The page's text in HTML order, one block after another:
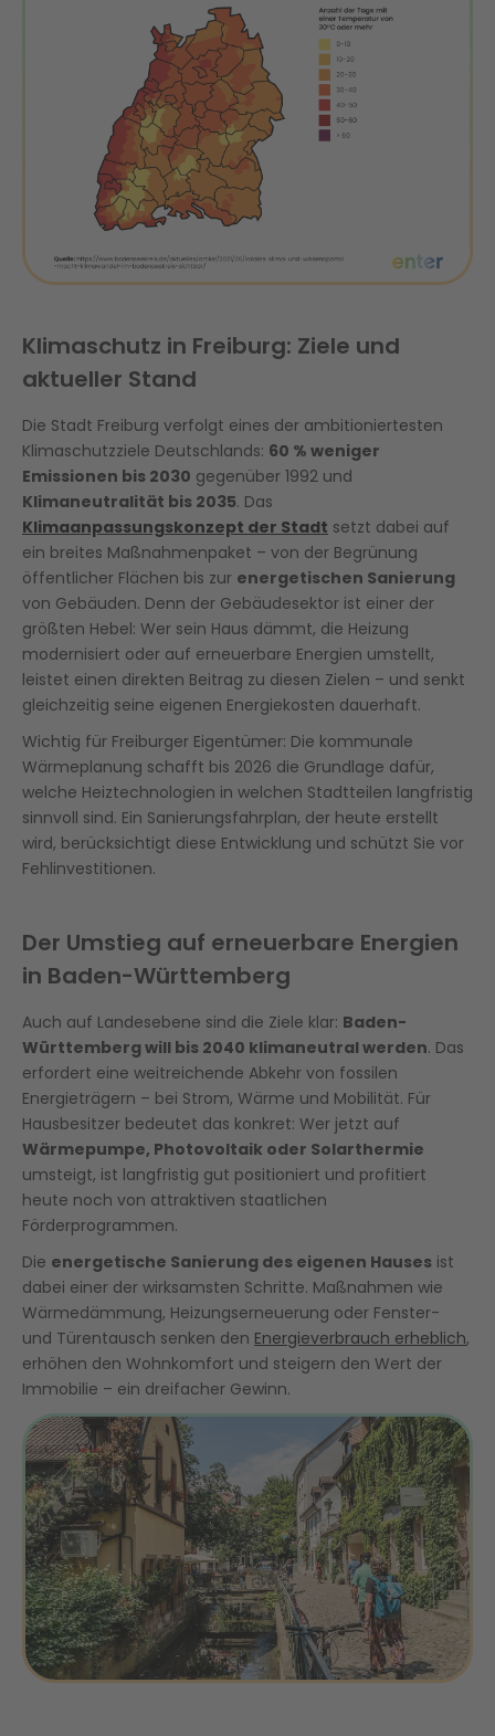
Klimaschutz in Freiburg: Ziele und
aktueller Stand
Die Stadt Freiburg verfolgt eines der ambitioniertesten
Klimaschutzziele Deutschlands: 60 % weniger
Emissionen bis 2030 gegenüber 1992 und
Klimaneutralität bis 2035. Das
Klimaanpassungskonzept der Stadt setzt dabei auf
ein breites Maßnahmenpaket – von der Begrünung
öffentlicher Flächen bis zur energetischen Sanierung
von Gebäuden. Denn der Gebäudesektor ist einer der
größten Hebel: Wer sein Haus dämmt, die Heizung
modernisiert oder auf erneuerbare Energien umstellt,
leistet einen direkten Beitrag zu diesen Zielen – und senkt
gleichzeitig seine eigenen Energiekosten dauerhaft.
Wichtig für Freiburger Eigentümer: Die kommunale
Wärmeplanung schafft bis 2026 die Grundlage dafür,
welche Heiztechnologien in welchen Stadtteilen langfristig
sinnvoll sind. Ein Sanierungsfahrplan, der heute erstellt
wird, berücksichtigt diese Entwicklung und schützt Sie vor
Fehlinvestitionen.
Der Umstieg auf erneuerbare Energien
in Baden-Württemberg
Auch auf Landesebene sind die Ziele klar: Baden-
Württemberg will bis 2040 klimaneutral werden. Das
erfordert eine weitreichende Abkehr von fossilen
Energieträgern – bei Strom, Wärme und Mobilität. Für
Hausbesitzer bedeutet das konkret: Wer jetzt auf
Wärmepumpe, Photovoltaik oder Solarthermie
umsteigt, ist langfristig gut positioniert und profitiert
heute noch von attraktiven staatlichen
Förderprogrammen.
Die energetische Sanierung des eigenen Hauses ist
dabei einer der wirksamsten Schritte. Maßnahmen wie
Wärmedämmung, Heizungserneuerung oder Fenster-
und Türentausch senken den Energieverbrauch erheblich,
erhöhen den Wohnkomfort und steigern den Wert der
Immobilie – ein dreifacher Gewinn.